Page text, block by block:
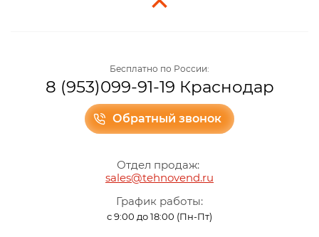
Бесплатно по России:
8 (953)099-91-19 Краснодар
Обратный звонок
Отдел продаж:
sales@tehnovend.ru
График работы:
с 9:00 до 18:00 (Пн-Пт)